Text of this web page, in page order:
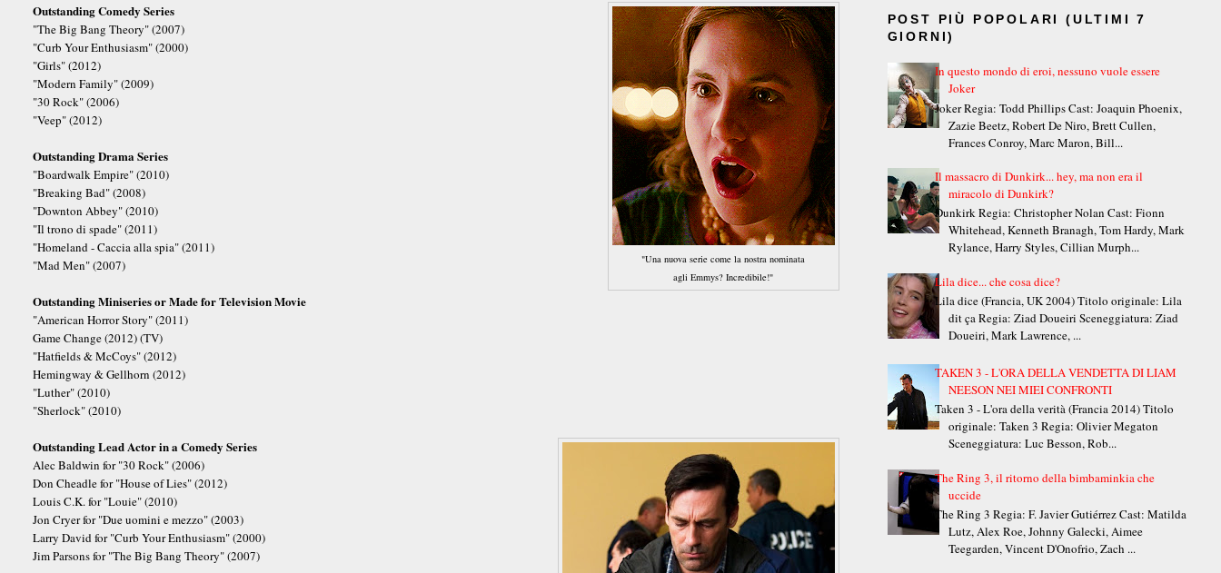
"Una nuova serie come la nostra nominata
agli Emmys? Incredibile!"
Outstanding Comedy Series
"The Big Bang Theory" (2007)
"Curb Your Enthusiasm" (2000)
"Girls" (2012)
"Modern Family" (2009)
"30 Rock" (2006)
"Veep" (2012)
Outstanding Drama Series
"Boardwalk Empire" (2010)
"Breaking Bad" (2008)
"Downton Abbey" (2010)
"Il trono di spade" (2011)
"Homeland - Caccia alla spia" (2011)
"Mad Men" (2007)
Outstanding Miniseries or Made for Television Movie
"American Horror Story" (2011)
Game Change (2012) (TV)
"Hatfields & McCoys" (2012)
Hemingway & Gellhorn (2012)
"Luther" (2010)
"Sherlock" (2010)
Outstanding Lead Actor in a Comedy Series
Alec Baldwin for "30 Rock" (2006)
Don Cheadle for "House of Lies" (2012)
Louis C.K. for "Louie" (2010)
Jon Cryer for "Due uomini e mezzo" (2003)
Larry David for "Curb Your Enthusiasm" (2000)
Jim Parsons for "The Big Bang Theory" (2007)
POST PIÙ POPOLARI (ULTIMI 7
GIORNI)
In questo mondo di eroi, nessuno vuole essere
Joker
Joker Regia: Todd Phillips Cast: Joaquin Phoenix,
Zazie Beetz, Robert De Niro, Brett Cullen,
Frances Conroy, Marc Maron, Bill...
Il massacro di Dunkirk... hey, ma non era il
miracolo di Dunkirk?
Dunkirk Regia: Christopher Nolan Cast: Fionn
Whitehead, Kenneth Branagh, Tom Hardy, Mark
Rylance, Harry Styles, Cillian Murph...
Lila dice... che cosa dice?
Lila dice (Francia, UK 2004) Titolo originale: Lila
dit ça Regia: Ziad Doueiri Sceneggiatura: Ziad
Doueiri, Mark Lawrence, ...
TAKEN 3 - L'ORA DELLA VENDETTA DI LIAM
NEESON NEI MIEI CONFRONTI
Taken 3 - L'ora della verità (Francia 2014) Titolo
originale: Taken 3 Regia: Olivier Megaton
Sceneggiatura: Luc Besson, Rob...
The Ring 3, il ritorno della bimbaminkia che
uccide
The Ring 3 Regia: F. Javier Gutiérrez Cast: Matilda
Lutz, Alex Roe, Johnny Galecki, Aimee
Teegarden, Vincent D'Onofrio, Zach ...